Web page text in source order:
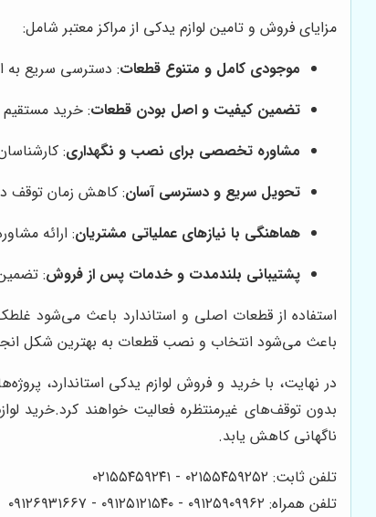
مزایای فروش و تامین لوازم یدکی از مراکز معتبر شامل:
موجودی کامل و متنوع قطعات: دسترسی سریع به
تضمین کیفیت و اصل بودن قطعات: خرید
مشاوره تخصصی برای نصب و نگهداری:
تحویل سریع و دسترسی آسان: کاهش زمان توقف
هماهنگی با نیازهای عملیاتی مشتریان: ارائه
پشتیبانی بلندمدت و خدمات پس از فروش:
استفاده از قطعات اصلی و استاندارد باعث می‌شود
باعث می‌شود انتخاب و نصب قطعات به بهترین شکل
در نهایت، با خرید و فروش لوازم یدکی استاندارد،
بدون توقف‌های غیرمنتظره فعالیت خواهند کرد.خرید
ناگهانی کاهش یابد.
تلفن ثابت: ۰۲۱۵۵۴۵۹۲۵۲ - ۰۲۱۵۵۴۵۹۲۴۱
تلفن همراه: ۰۹۱۲۵۹۰۹۹۶۲ - ۰۹۱۲۵۱۲۱۵۴۰‌‌‌ - ۰۹۱۲۶۹۳۱۶۶۷